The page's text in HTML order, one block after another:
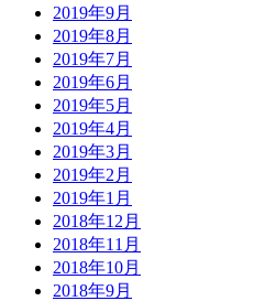
2019年9月
2019年8月
2019年7月
2019年6月
2019年5月
2019年4月
2019年3月
2019年2月
2019年1月
2018年12月
2018年11月
2018年10月
2018年9月